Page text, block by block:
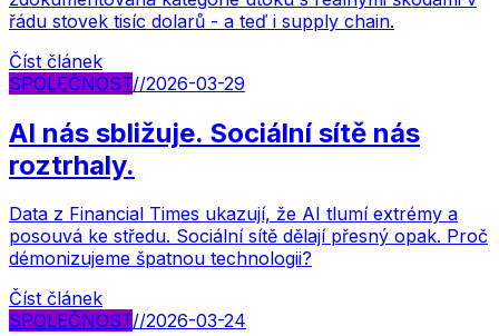
řádu stovek tisíc dolarů - a teď i supply chain.
Číst článek
SPOLEČNOST//2026-03-29
AI nás sbližuje. Sociální sítě nás
roztrhaly.
Data z Financial Times ukazují, že AI tlumí extrémy a
posouvá ke středu. Sociální sítě dělají přesný opak. Proč
démonizujeme špatnou technologii?
Číst článek
SPOLEČNOST//2026-03-24